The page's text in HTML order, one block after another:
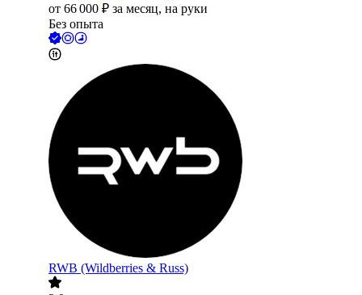
от 66 000 ₽ за месяц, на руки
Без опыта
RWB (Wildberries & Russ)